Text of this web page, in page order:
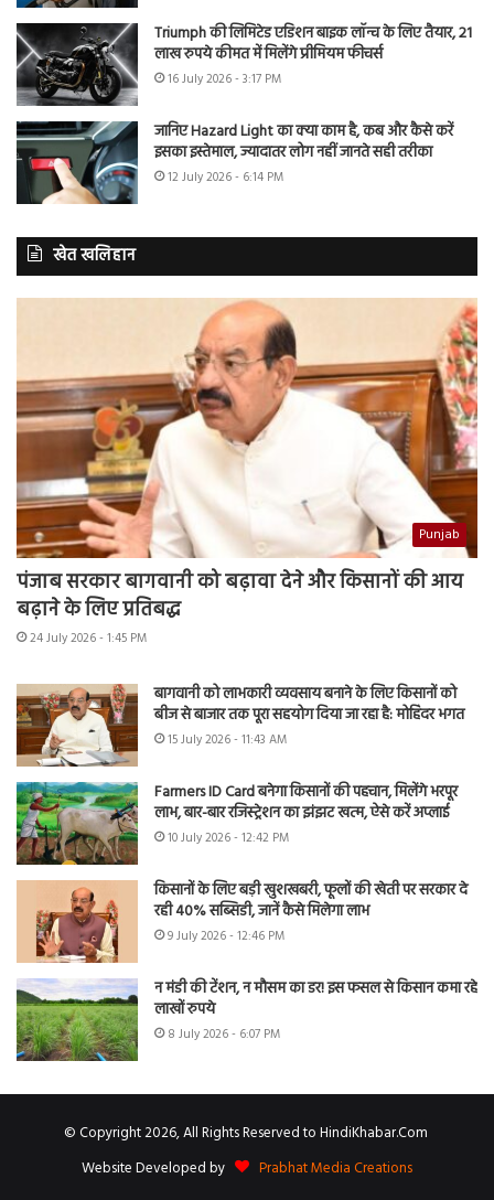
Triumph की लिमिटेड एडिशन बाइक लॉन्च के लिए तैयार, 21
लाख रुपये कीमत में मिलेंगे प्रीमियम फीचर्स
16 July 2026 - 3:17 PM
जानिए Hazard Light का क्या काम है, कब और कैसे करें
इसका इस्तेमाल, ज्यादातर लोग नहीं जानते सही तरीका
12 July 2026 - 6:14 PM
खेत खलिहान
Punjab
पंजाब सरकार बागवानी को बढ़ावा देने और किसानों की आय
बढ़ाने के लिए प्रतिबद्ध
24 July 2026 - 1:45 PM
बागवानी को लाभकारी व्यवसाय बनाने के लिए किसानों को
बीज से बाजार तक पूरा सहयोग दिया जा रहा है: मोहिंदर भगत
15 July 2026 - 11:43 AM
Farmers ID Card बनेगा किसानों की पहचान, मिलेंगे भरपूर
लाभ, बार-बार रजिस्ट्रेशन का झंझट खत्म, ऐसे करें अप्लाई
10 July 2026 - 12:42 PM
किसानों के लिए बड़ी खुशखबरी, फूलों की खेती पर सरकार दे
रही 40% सब्सिडी, जानें कैसे मिलेगा लाभ
9 July 2026 - 12:46 PM
न मंडी की टेंशन, न मौसम का डर! इस फसल से किसान कमा रहे
लाखों रुपये
8 July 2026 - 6:07 PM
© Copyright 2026, All Rights Reserved to HindiKhabar.Com
Website Developed by
Prabhat Media Creations